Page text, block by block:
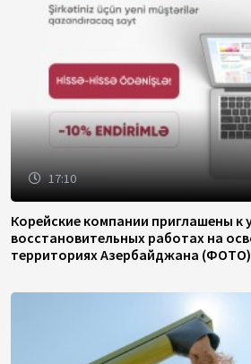
17:10
Корейские компании приглашены к
восстановительных работах на
территориях Азербайджана (ФОТО)